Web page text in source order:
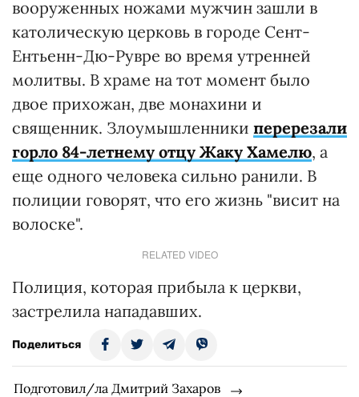
вооруженных ножами мужчин зашли в
католическую церковь в городе Сент-
Ентьенн-Дю-Рувре во время утренней
молитвы. В храме на тот момент было
двое прихожан, две монахини и
священник. Злоумышленники перерезали
горло 84-летнему отцу Жаку Хамелю, а
еще одного человека сильно ранили. В
полиции говорят, что его жизнь "висит на
волоске".
RELATED VIDEO
Полиция, которая прибыла к церкви,
застрелила нападавших.
Поделиться
Подготовил/ла Дмитрий Захаров